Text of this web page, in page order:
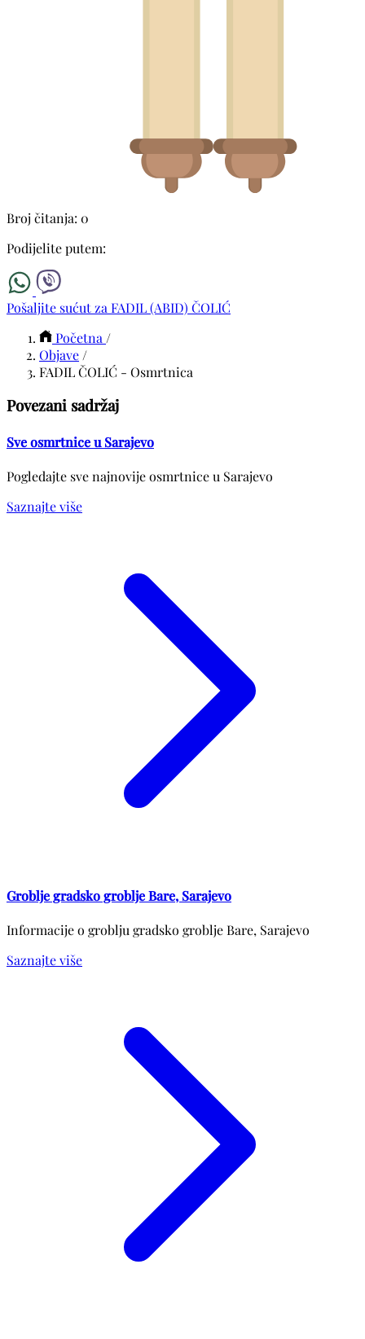
Broj čitanja: 0
Podijelite putem:
Pošaljite sućut za FADIL (ABID) ČOLIĆ
Početna /
Objave /
FADIL ČOLIĆ - Osmrtnica
Povezani sadržaj
Sve osmrtnice u Sarajevo
Pogledajte sve najnovije osmrtnice u Sarajevo
Saznajte više
Groblje gradsko groblje Bare, Sarajevo
Informacije o groblju gradsko groblje Bare, Sarajevo
Saznajte više